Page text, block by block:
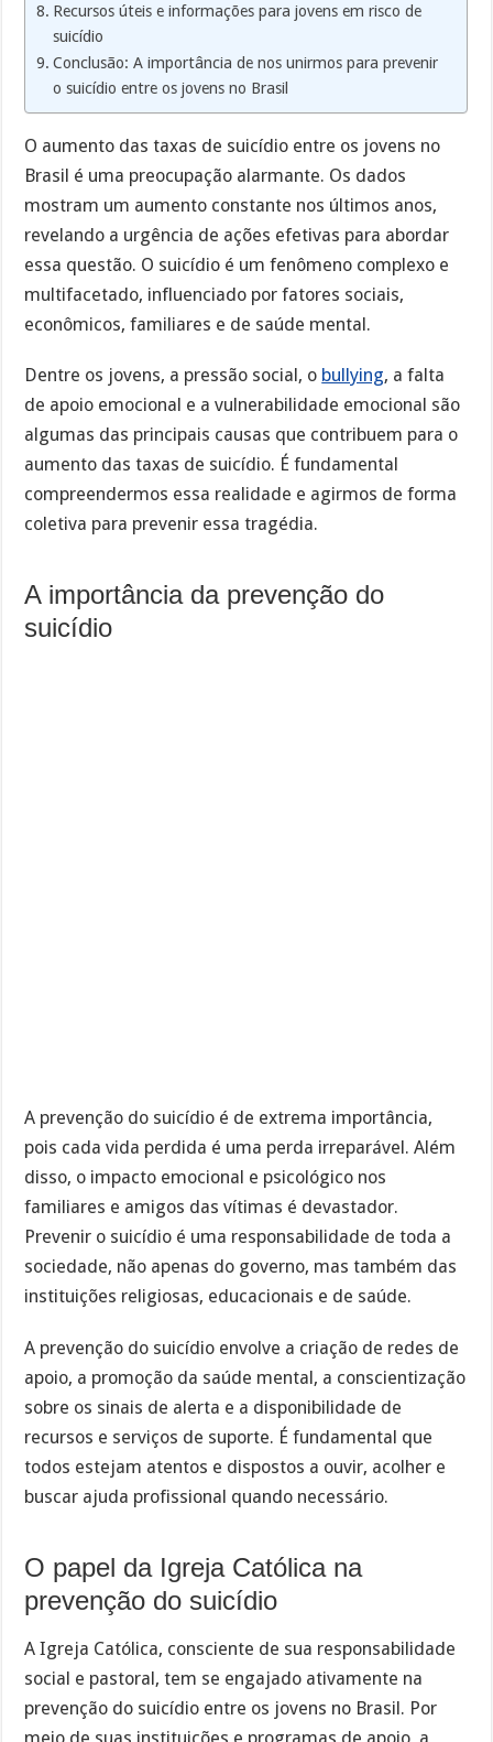
Recursos úteis e informações para jovens em risco de
suicídio
Conclusão: A importância de nos unirmos para prevenir
o suicídio entre os jovens no Brasil
O aumento das taxas de suicídio entre os jovens no
Brasil é uma preocupação alarmante. Os dados
mostram um aumento constante nos últimos anos,
revelando a urgência de ações efetivas para abordar
essa questão. O suicídio é um fenômeno complexo e
multifacetado, influenciado por fatores sociais,
econômicos, familiares e de saúde mental.
Dentre os jovens, a pressão social, o bullying, a falta
de apoio emocional e a vulnerabilidade emocional são
algumas das principais causas que contribuem para o
aumento das taxas de suicídio. É fundamental
compreendermos essa realidade e agirmos de forma
coletiva para prevenir essa tragédia.
A importância da prevenção do
suicídio
A prevenção do suicídio é de extrema importância,
pois cada vida perdida é uma perda irreparável. Além
disso, o impacto emocional e psicológico nos
familiares e amigos das vítimas é devastador.
Prevenir o suicídio é uma responsabilidade de toda a
sociedade, não apenas do governo, mas também das
instituições religiosas, educacionais e de saúde.
A prevenção do suicídio envolve a criação de redes de
apoio, a promoção da saúde mental, a conscientização
sobre os sinais de alerta e a disponibilidade de
recursos e serviços de suporte. É fundamental que
todos estejam atentos e dispostos a ouvir, acolher e
buscar ajuda profissional quando necessário.
O papel da Igreja Católica na
prevenção do suicídio
A Igreja Católica, consciente de sua responsabilidade
social e pastoral, tem se engajado ativamente na
prevenção do suicídio entre os jovens no Brasil. Por